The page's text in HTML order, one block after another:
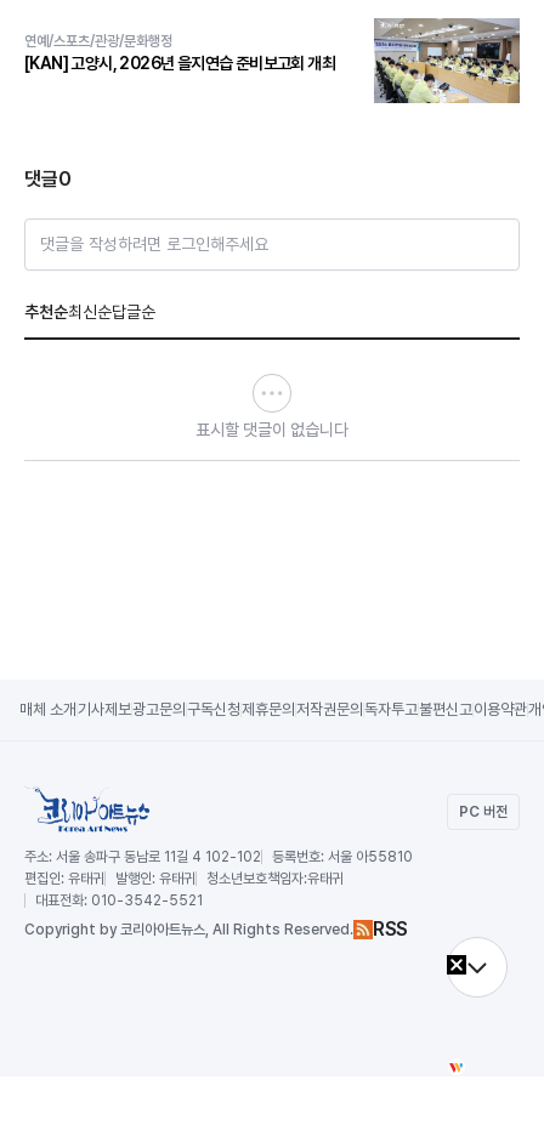
연예/스포츠/관광/문화행정
[KAN] 고양시, 2026년 을지연습 준비보고회 개최
댓글0
댓글을 작성하려면 로그인해주세요
추천순최신순답글순
표시할 댓글이 없습니다
매체 소개 기사제보광고문의 구독신청제휴문의 저작권문의 독자투고불편신고이용약관
PC 버전
주소: 서울 송파구 동남로 11길 4 102-102 등록번호: 서울 아55810
편집인: 유태귀 발행인: 유태귀 청소년보호책임자:유태귀
대표전화: 010-3542-5521
Copyright by 코리아아트뉴스, All Rights Reserved. RSS